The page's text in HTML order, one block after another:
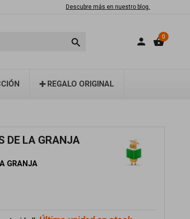
Descubre más en nuestro blog.
 person shopping_basket0
REGALO ORIGINAL
DE LA GRANJA
GRANJA